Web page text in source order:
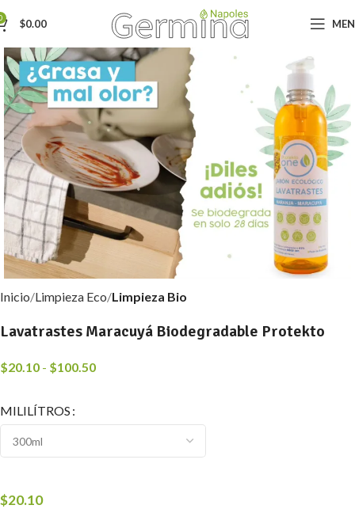
$0.00
Inicio Limpieza Eco Limpieza Bio
Lavatrastes Maracuyá Biodegradable Protekto
$20.10 - $100.50
MILILÍTROS
$20.10